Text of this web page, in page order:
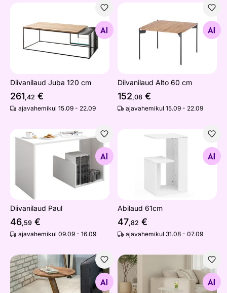
Diivanilaud Juba 120 cm
Otsi sarnaseid
Diivanilaud Juba 120 cm
261,42 €
ajavahemikul 15.09 - 22.09
Diivanilaud Alto 60 cm
Otsi sarnaseid
Diivanilaud Alto 60 cm
152,08 €
ajavahemikul 15.09 - 22.09
Diivanilaud Paul
Otsi sarnaseid
Diivanilaud Paul
46,59 €
ajavahemikul 09.09 - 16.09
Otsi sarnaseid
Abilaud 61cm
47,82 €
ajavahemikul 31.08 - 07.09
Abilaud Boha
Otsi sarnaseid
Diivanilaud Luna
Otsi sarnaseid